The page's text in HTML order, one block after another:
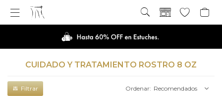

CUIDADO Y TRATAMIENTO ROSTRO 8 OZ
Recomendados